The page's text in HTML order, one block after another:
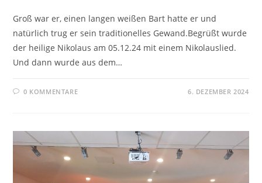
Groß war er, einen langen weißen Bart hatte er und
natürlich trug er sein traditionelles Gewand.Begrüßt wurde
der heilige Nikolaus am 05.12.24 mit einem Nikolauslied.
Und dann wurde aus dem…
0 KOMMENTARE 6. DEZEMBER 2024